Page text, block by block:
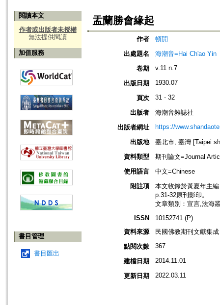
閱讀本文
作者或出版者未授權
無法提供閱讀
加值服務
書目管理
書目匯出
盂蘭勝會緣起
作者
頓開
出處題名
海潮音=Hai Ch'ao Yin
卷期
v.11 n.7
出版日期 1930.07
頁次 31 - 32
出版者
海潮音雜誌社
出版者網址
https://
出版地
臺北市, 臺灣 [Taipei
資料類型
期刊論文=Journal
使用語言
中文=Chinese
附註項
本文收錄於黃夏年主
p.31-32原刊影印。
文章類別：宣言,法海
ISSN
10152741 (P)
資料來源
民國佛教期刊文獻集
點閱次數
367
建檔日期 2014.11.01
更新日期 2022.03.11